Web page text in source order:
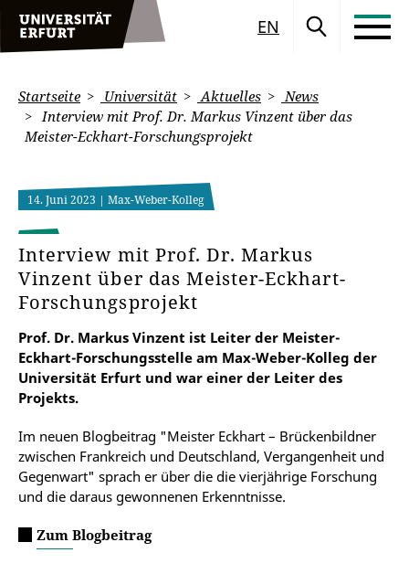
EN
Startseite Universität Aktuelles
News
Interview mit Prof. Dr. Markus Vinzent über das
Meister-Eckhart-Forschungsprojekt
14. Juni 2023 | Max-Weber-Kolleg
Interview mit Prof. Dr. Markus
Vinzent über das Meister-Eckhart-
Forschungsprojekt
Prof. Dr. Markus Vinzent ist Leiter der Meister-
Eckhart-Forschungsstelle am Max-Weber-Kolleg der
Universität Erfurt und war einer der Leiter des
Projekts.
Im neuen Blogbeitrag "Meister Eckhart – Brückenbildner
zwischen Frankreich und Deutschland, Vergangenheit und
Gegenwart" sprach er über die die vierjährige Forschung
und die daraus gewonnenen Erkenntnisse.
Zum Blogbeitrag